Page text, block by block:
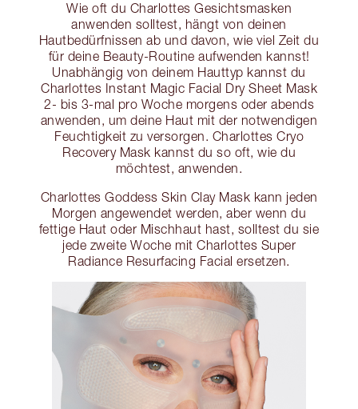
Wie oft du Charlottes Gesichtsmasken
anwenden solltest, hängt von deinen
Hautbedürfnissen ab und davon, wie viel Zeit du
für deine Beauty-Routine aufwenden kannst!
Unabhängig von deinem Hauttyp kannst du
Charlottes Instant Magic Facial Dry Sheet Mask
2- bis 3-mal pro Woche morgens oder abends
anwenden, um deine Haut mit der notwendigen
Feuchtigkeit zu versorgen. Charlottes Cryo
Recovery Mask kannst du so oft, wie du
möchtest, anwenden.
Charlottes Goddess Skin Clay Mask kann jeden
Morgen angewendet werden, aber wenn du
fettige Haut oder Mischhaut hast, solltest du sie
jede zweite Woche mit Charlottes Super
Radiance Resurfacing Facial ersetzen.